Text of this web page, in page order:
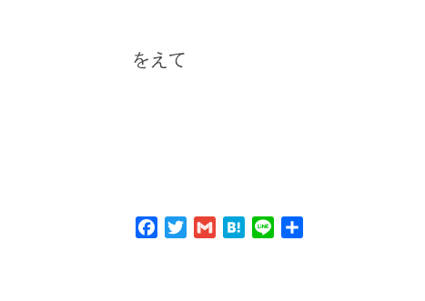
をえて
Facebook
TwitterGmail Hatena
Line